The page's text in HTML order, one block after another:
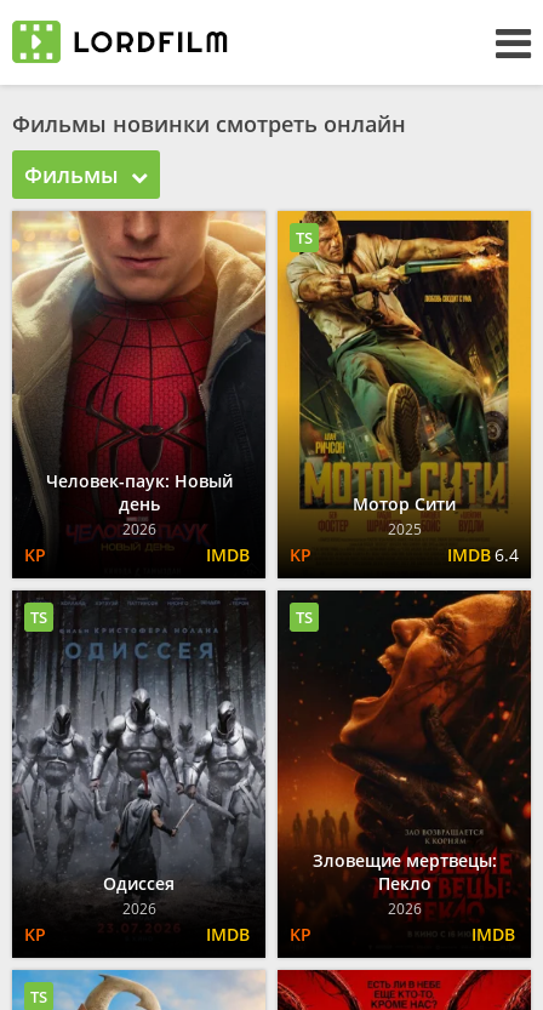
Фильмы новинки смотреть онлайн
Фильмы
Человек-паук: Новый
день
2026
Мотор Сити
2025
6.4
TS
Одиссея
2026
TS
Зловещие мертвецы:
Пекло
2026
TS
TS